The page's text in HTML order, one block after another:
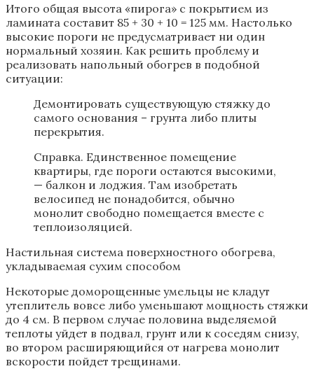
Итого общая высота «пирога» с покрытием из
ламината составит 85 + 30 + 10 = 125 мм. Настолько
высокие пороги не предусматривает ни один
нормальный хозяин. Как решить проблему и
реализовать напольный обогрев в подобной
ситуации:
Демонтировать существующую стяжку до
самого основания – грунта либо плиты
перекрытия.
Справка. Единственное помещение
квартиры, где пороги остаются высокими,
— балкон и лоджия. Там изобретать
велосипед не понадобится, обычно
монолит свободно помещается вместе с
теплоизоляцией.
Настильная система поверхностного обогрева,
укладываемая сухим способом
Некоторые доморощенные умельцы не кладут
утеплитель вовсе либо уменьшают мощность стяжки
до 4 см. В первом случае половина выделяемой
теплоты уйдет в подвал, грунт или к соседям снизу,
во втором расширяющийся от нагрева монолит
вскорости пойдет трещинами.